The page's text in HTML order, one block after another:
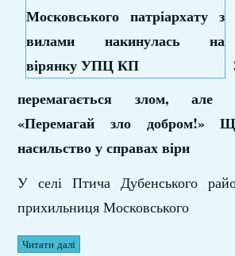
перемагається злом, але
«Перемагай зло
насильство у справах віри
У селі Птича Дубенського
прихильниця Московського
Читати далі